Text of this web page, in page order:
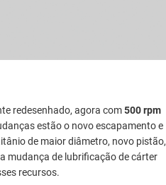
redesenhado, agora com500 rpm
estão o novo escapamento e
de maior diâmetro, novo pistão,
mudança de lubrificação de cárter
recursos.